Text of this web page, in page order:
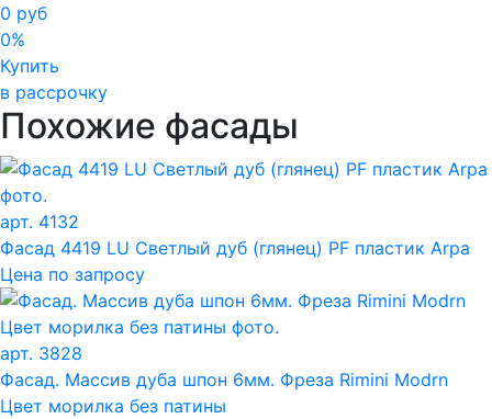
0 руб
0%
Купить
в рассрочку
Похожие фасады
арт. 4132
Фасад 4419 LU Светлый дуб (глянец) PF пластик Arpa
Цена по запросу
арт. 3828
Фасад. Массив дуба шпон 6мм. Фреза Rimini Modrn
Цвет морилка без патины